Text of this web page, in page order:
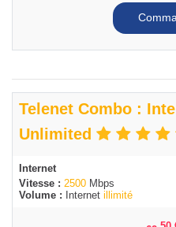
Telenet Combo :
Unlimited
Internet
Vitesse : 2500 Mbps
Volume : Internet illimité